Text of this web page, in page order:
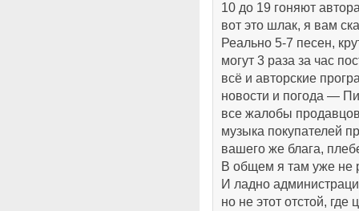
10 до 19 гоняют
вот это шлак, я вам
Реально 5-7 песен,
могут 3 раза за час
всё и авторские
новости и погода —
все жалобы продавцов
музыка покупателей
вашего же блага,
В общем я там уже не
И ладно
но не этот отстой, где